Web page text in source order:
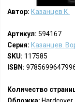
Автор: Казанцев К.
Артикул: 594167
Серия: Казанцев.
SKU: 117585
ISBN:
Количество